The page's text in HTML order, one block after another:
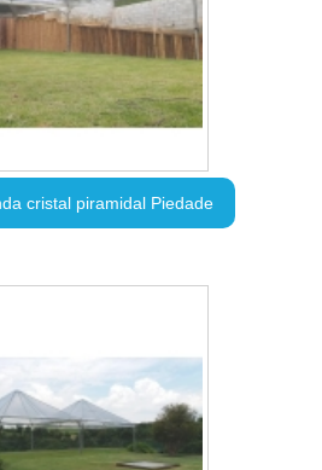
cristal piramidal Piedade